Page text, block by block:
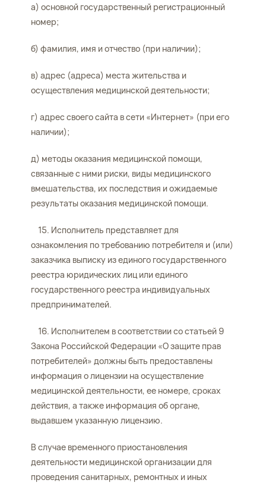
а) основной государственный регистрационный
номер;
б) фамилия, имя и отчество (при наличии);
в) адрес (адреса) места жительства и
осуществления медицинской деятельности;
г) адрес своего сайта в сети «Интернет» (при его
наличии);
д) методы оказания медицинской помощи,
связанные с ними риски, виды медицинского
вмешательства, их последствия и ожидаемые
результаты оказания медицинской помощи.
15. Исполнитель представляет для
ознакомления по требованию потребителя и (или)
заказчика выписку из единого государственного
реестра юридических лиц или единого
государственного реестра индивидуальных
предпринимателей.
16. Исполнителем в соответствии со статьей 9
Закона Российской Федерации «О защите прав
потребителей» должны быть предоставлены
информация о лицензии на осуществление
медицинской деятельности, ее номере, сроках
действия, а также информация об органе,
выдавшем указанную лицензию.
В случае временного приостановления
деятельности медицинской организации для
проведения санитарных, ремонтных и иных